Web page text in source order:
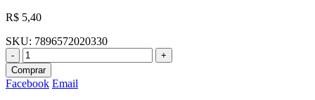
R$ 5,40
SKU: 7896572020330
-
+
Comprar
Facebook Email